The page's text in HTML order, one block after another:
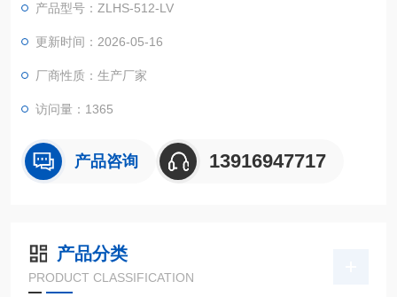
料，可作为产品改进的依据或参考
产品型号：ZLHS-512-LV
更新时间：2026-05-16
厂商性质：生产厂家
访问量：1365
产品咨询 13916947717
产品分类
PRODUCT CLASSIFICATION